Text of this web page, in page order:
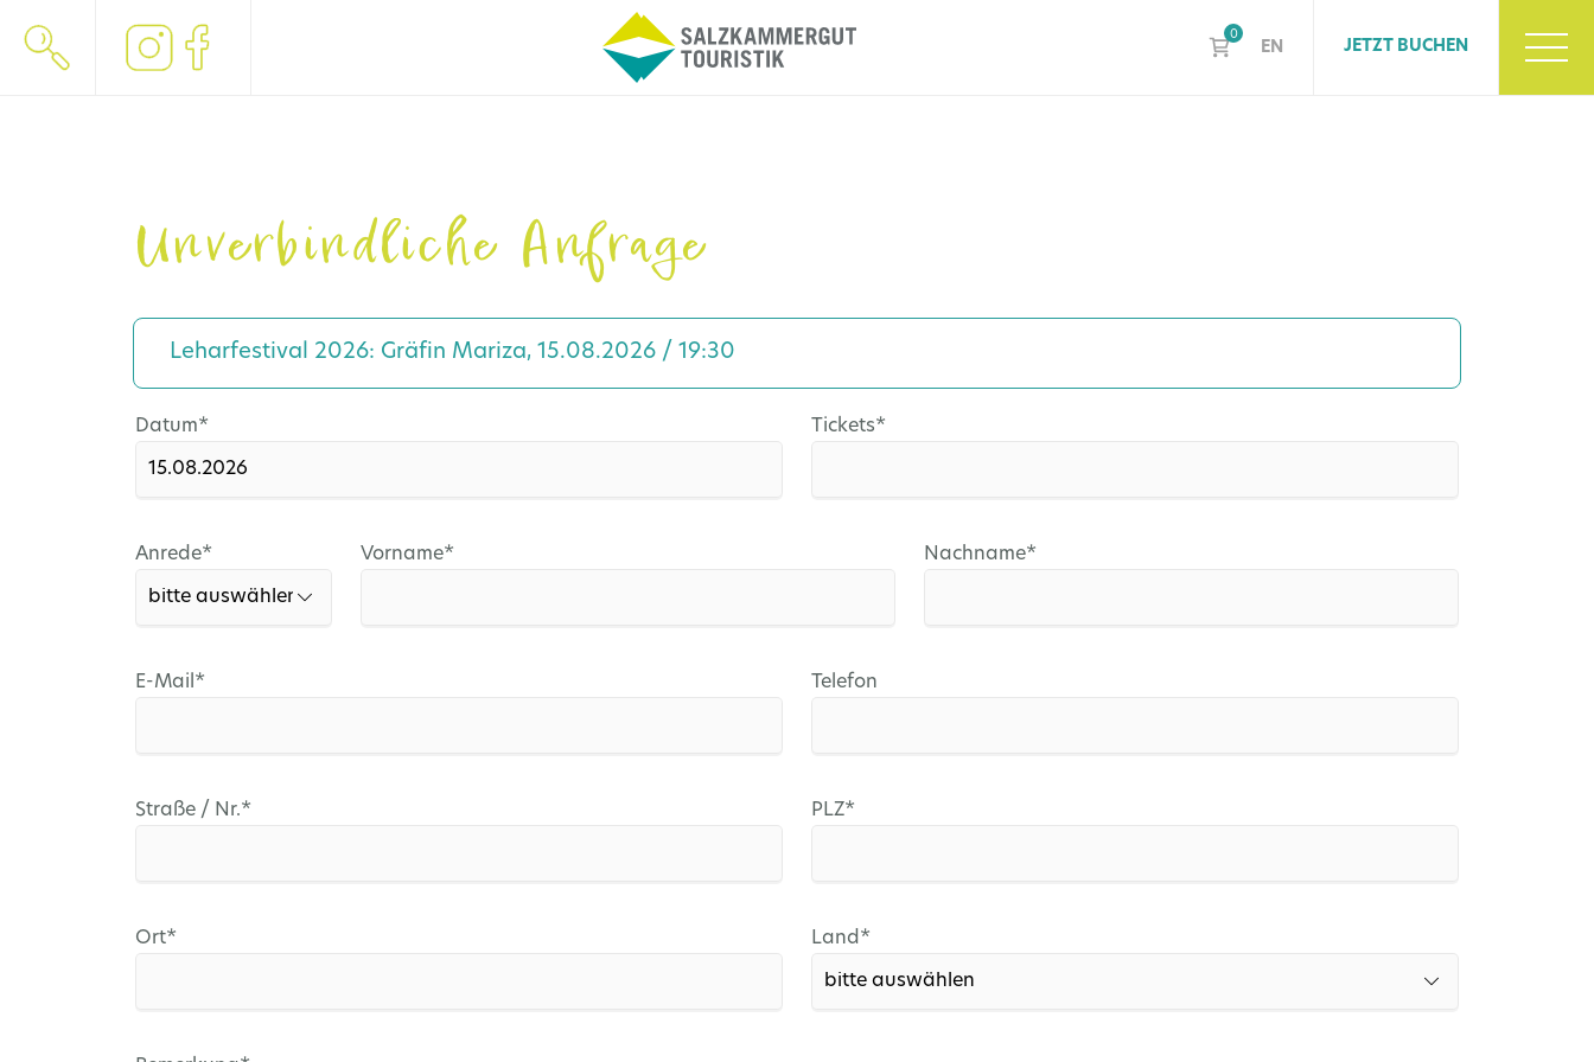
0
EN JETZT BUCHEN
Unverbindliche Anfrage
Leharfestival 2026: Gräfin Mariza, 15.08.2026 / 19:30
Pflichtfeld
Datum* Pflichtfeld
Tickets*
Pflichtfeld
Anrede* Pflichtfeld
Vorname* Pflichtfeld
Nachname*
Pflichtfeld
E-Mail* Telefon
Pflichtfeld
Straße / Nr.* Pflichtfeld
PLZ*
Pflichtfeld
Ort* Pflichtfeld
Land*